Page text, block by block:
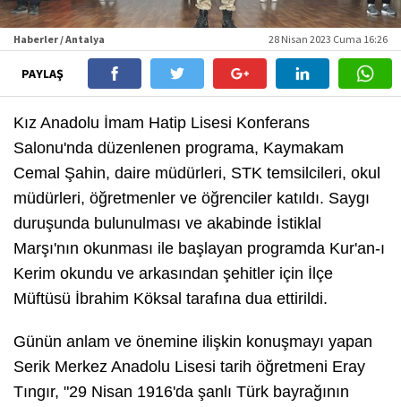
Haberler / Antalya 28 Nisan 2023 Cuma 16:26
PAYLAŞ
Kız Anadolu İmam Hatip Lisesi Konferans
Salonu'nda düzenlenen programa, Kaymakam
Cemal Şahin, daire müdürleri, STK temsilcileri, okul
müdürleri, öğretmenler ve öğrenciler katıldı. Saygı
duruşunda bulunulması ve akabinde İstiklal
Marşı'nın okunması ile başlayan programda Kur'an-ı
Kerim okundu ve arkasından şehitler için İlçe
Müftüsü İbrahim Köksal tarafına dua ettirildi.
Günün anlam ve önemine ilişkin konuşmayı yapan
Serik Merkez Anadolu Lisesi tarih öğretmeni Eray
Tıngır, "29 Nisan 1916'da şanlı Türk bayrağının